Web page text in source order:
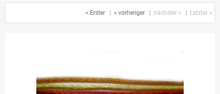
« Erster | « vorheriger | nächster » | Letzter »